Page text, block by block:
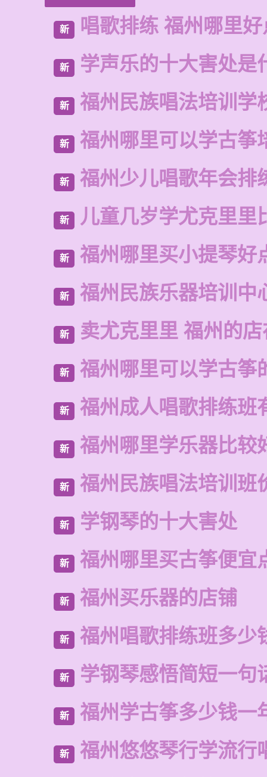
新 唱歌排练 福州哪里好
新 学声乐的十大害处是
新 福州民族唱法培训学
新 福州哪里可以学古筝
新 福州少儿唱歌年会排
新 儿童几岁学尤克里里
新 福州哪里买小提琴好
新 福州民族乐器培训中
新 卖尤克里里 福州的
新 福州哪里可以学古筝
新 福州成人唱歌排练班
新 福州哪里学乐器比较
新 福州民族唱法培训班
新 学钢琴的十大害处
新 福州哪里买古筝便宜
新 福州买乐器的店铺
新 福州唱歌排练班多少
新 学钢琴感悟简短一句
新 福州学古筝多少钱一
新 福州悠悠琴行学流行